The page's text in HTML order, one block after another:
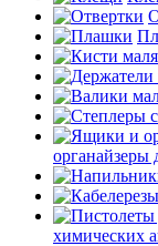
органайзеры
химических